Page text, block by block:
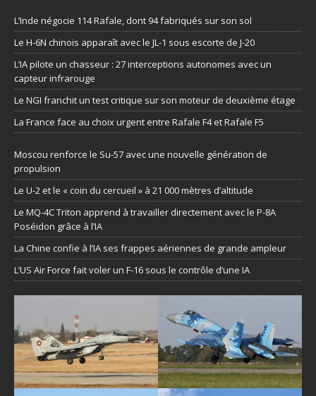
L’Inde négocie 114 Rafale, dont 94 fabriqués sur son sol
Le H-6N chinois apparaît avec le JL-1 sous escorte de J-20
L’IA pilote un chasseur : 27 interceptions autonomes avec un
capteur infrarouge
Le NGI franchit un test critique sur son moteur de deuxième étage
La France face au choix urgent entre Rafale F4 et Rafale F5
Moscou renforce le Su-57 avec une nouvelle génération de
propulsion
Le U-2 et le « coin du cercueil » à 21 000 mètres d’altitude
Le MQ-4C Triton apprend à travailler directement avec le P-8A
Poséidon grâce à l’IA
La Chine confie à l’IA ses frappes aériennes de grande ampleur
L’US Air Force fait voler un F-16 sous le contrôle d’une IA